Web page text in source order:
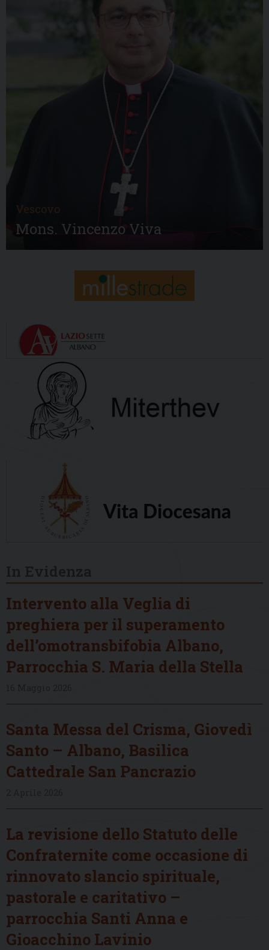
Vescovo
Mons. Vincenzo Viva
Intervento alla Veglia di
preghiera per il superamento
dell’omotransbifobia Albano,
Parrocchia S. Maria della Stella
Santa Messa del Crisma, Giovedì
Santo – Albano, Basilica
Cattedrale San Pancrazio
La revisione dello Statuto delle
Confraternite come occasione di
rinnovato slancio spirituale,
pastorale e caritativo –
parrocchia Santi Anna e
Gioacchino Lavinio